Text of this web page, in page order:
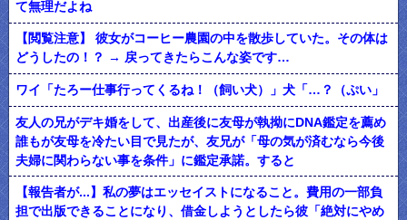
て無理だよね
【閲覧注意】 彼女がコーヒー農園の中を散歩していた。その体は
どうしたの！？ → 戻ってきたらこんな姿です…
ワイ「たろー仕事行ってくるね！（飼い犬）」犬「…？（ぷい」
友人の兄がデキ婚をして、出産後に友母が執拗にDNA鑑定を薦め
誰もが友母を冷たい目で見たが、友兄が「母の気が済むなら今後
夫婦に関わらない事を条件」に鑑定承諾。すると
【報告者が...】私の夢はエッセイストになること。費用の一部負
担で出版できることになり、借金しようとしたら彼「絶対にやめ